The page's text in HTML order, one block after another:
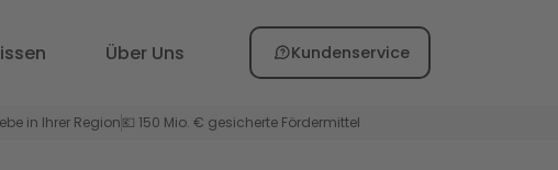
Über Uns Kundenservice
in Ihrer Region💶 150 Mio. € gesicherte Fördermittel